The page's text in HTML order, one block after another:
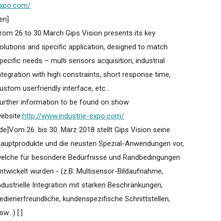
26 to 30 March Gips Vision presents its key
and specific application, designed to match
needs – multi sensors acquisition, industrial
with high constraints, short response time,
userfriendly interface, etc...
information to be found on show
http://www.industrie-expo.com/
26. bis 30. März 2018 stellt Gips Vision seine
und die neusten Spezial-Anwendungen vor,
für besondere Bedürfnisse und Randbedingungen
wurden - (z.B. Multisensor-Bildaufnahme,
Integration mit starken Beschränkungen,
kundenspezifische Schnittstellen,
[:]